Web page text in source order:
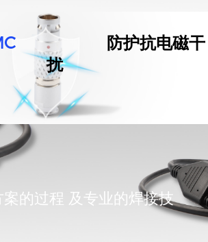
防护抗电磁干
扰
的过程 及专业的焊接技